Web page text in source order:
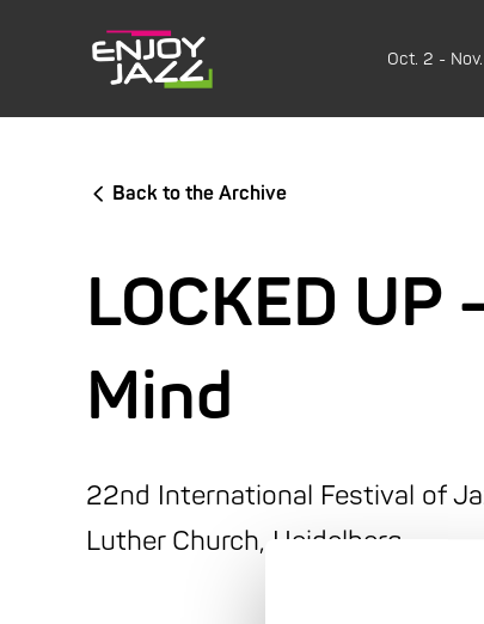
Oct. 2 -
Back to the Archive
LOCKED
Mind
22nd International Festival of
Luther Church, Heidelberg